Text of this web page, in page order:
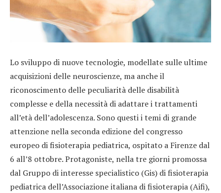
Lo sviluppo di nuove tecnologie, modellate sulle ultime
acquisizioni delle neuroscienze, ma anche il
riconoscimento delle peculiarità delle disabilità
complesse e della necessità di adattare i trattamenti
all’età dell’adolescenza. Sono questi i temi di grande
attenzione nella seconda edizione del congresso
europeo di fisioterapia pediatrica, ospitato a Firenze dal
6 all’8 ottobre. Protagoniste, nella tre giorni promossa
dal Gruppo di interesse specialistico (Gis) di fisioterapia
pediatrica dell’Associazione italiana di fisioterapia (Aifi),